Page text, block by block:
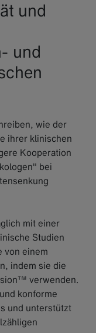
und
und
wie der
ihrer klinischen
Kooperation
bei
mit einer
Studien
von einem
indem sie die
verwenden.
konforme
und unterstützt